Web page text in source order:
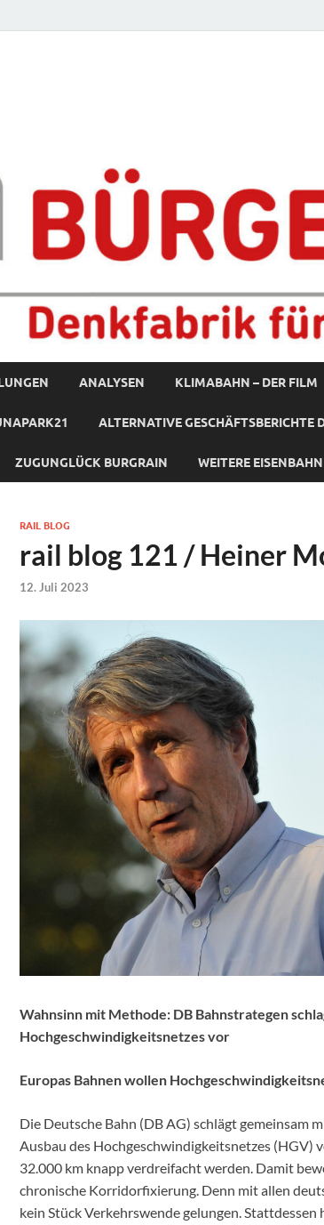
ANALYSEN KLIMABAHN – DER FILM
ALTERNATIVE GESCHÄFTSBERICHTE
ZUGUNGLÜCK BURGRAIN WEITERE
RAIL BLOG
rail blog 121 / Heiner
12. Juli 2023
Wahnsinn mit Methode: DB Bahnstrategen
Hochgeschwindigkeitsnetzes vor
Europas Bahnen wollen
Die Deutsche Bahn (DB AG) schlägt gemeinsam
Ausbau des Hochgeschwindigkeitsnetzes (HGV)
32.000 km knapp verdreifacht werden. Damit
chronische Korridorfixierung. Denn mit allen
kein Stück Verkehrswende gelungen.